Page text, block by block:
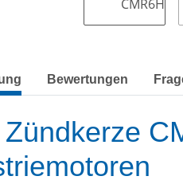
anzeigen
Bewertungen